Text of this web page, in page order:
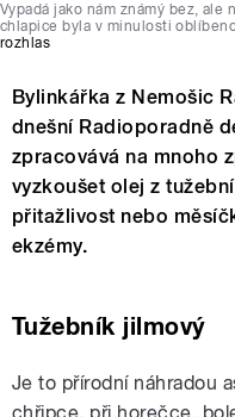
Vypadá jako nám známý bez,
chlapice byla v minulosti
rozhlas
Bylinkářka z Nemošic
dnešní Radioporadně
zpracovává na mnoho
vyzkoušet olej z
přitažlivost nebo
ekzémy.
Tužebník jilmový
Je to přírodní náhradou